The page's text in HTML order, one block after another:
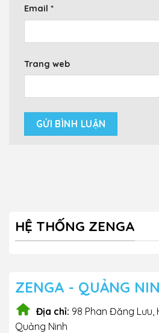
Email *
Trang web
HỆ THỐNG ZENGA
ZENGA - QUẢNG
Địa chỉ: 98 Phan Đăng Lưu,
Quảng Ninh